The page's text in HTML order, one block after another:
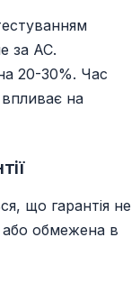
за AC.
20-30%. Час
на
що гарантія не
обмежена в